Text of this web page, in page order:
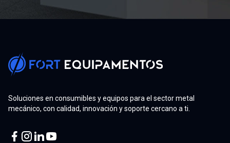
Soluciones en consumibles y equipos para el sector metal
mecánico, con calidad, innovación y soporte cercano a ti.